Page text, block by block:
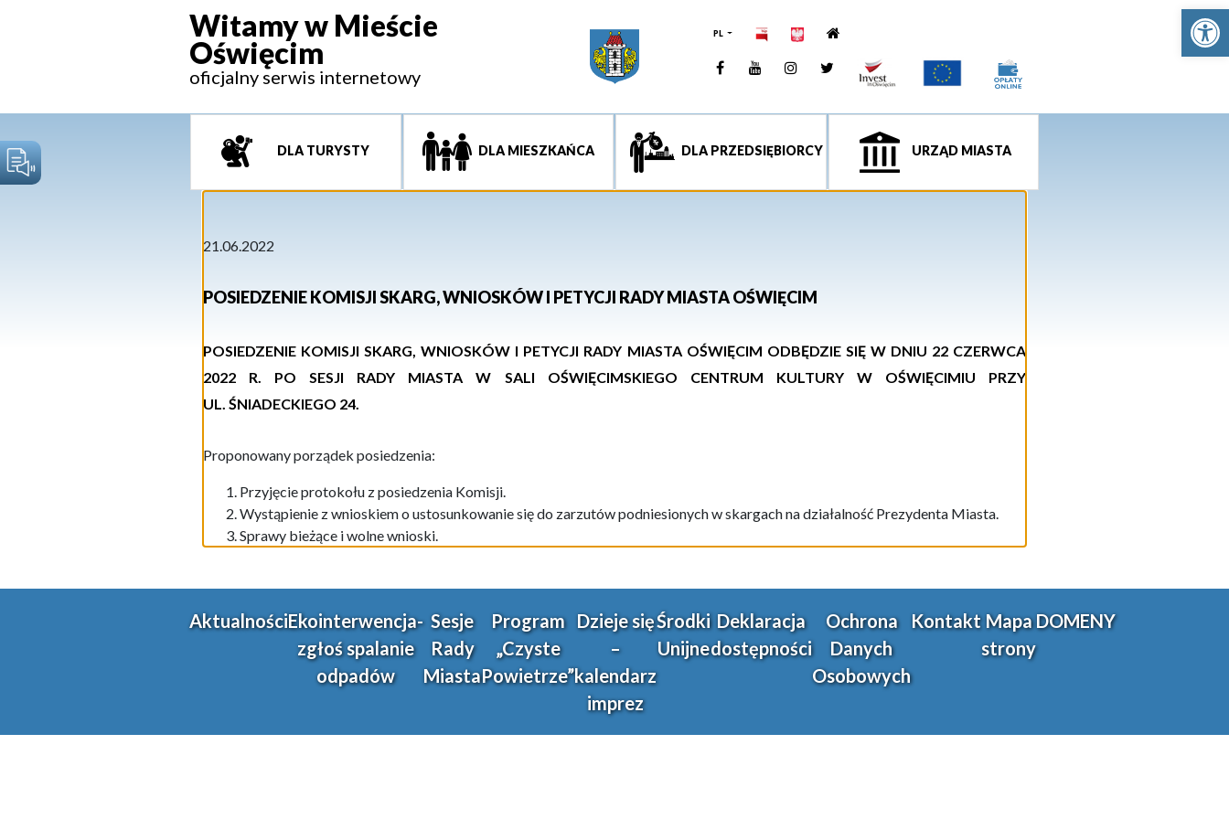
Witamy w Mieście
Oświęcim
oficjalny serwis internetowy
PL
FacebookYouTUbeInstagramTwitter
DLA TURYSTY DLA MIESZKAŃCA DLA PRZEDSIĘBIORCY URZĄD MIASTA
21.06.2022
POSIEDZENIE KOMISJI SKARG, WNIOSKÓW I PETYCJI RADY MIASTA OŚWIĘCIM
POSIEDZENIE KOMISJISKARG, WNIOSKÓW I PETYCJI RADY MIASTA OŚWIĘCIM ODBĘDZIE SIĘ W DNIU 22 CZERWCA
2022 R. PO SESJI RADY MIASTA W SALI OŚWIĘCIMSKIEGO CENTRUM KULTURY W OŚWIĘCIMIU PRZY
UL. ŚNIADECKIEGO 24.
Proponowany porządek posiedzenia:
Przyjęcie protokołu z posiedzenia Komisji.
Wystąpienie z wnioskiem o ustosunkowanie się do zarzutów podniesionych w skargachna działalność Prezydenta Miasta.
Sprawy bieżące i wolne wnioski.
AktualnościEkointerwencja-
zgłoś spalanie
odpadów
Sesje
Rady
Miasta
Program
„Czyste
Powietrze”
Dzieje się
–
kalendarz
imprez
Środki
Unijne
Deklaracja
dostępności
Ochrona
Danych
Osobowych
Kontakt Mapa
strony
DOMENY